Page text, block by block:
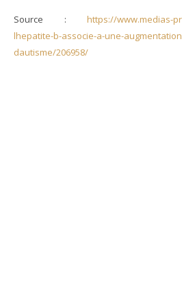
Source : https://www.medias-
lhepatite-b-associe-a-une-
dautisme/206958/